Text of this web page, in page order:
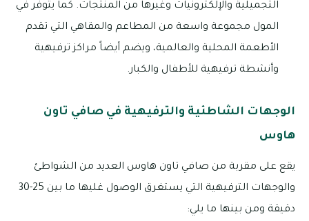
التجميلية والإلكترونيات وغيرها من المنتجات. كما يتوفر في
المول مجموعة واسعة من المطاعم والمقاهي التي تقدم
الأطعمة المحلية والعالمية، ويضم أيضاً مراكز ترفيهية
وأنشطة ترفيهية للأطفال والكبار.
الوجهات الشاطئية والترفيهية في صافي تاون
هاوس
يقع على مقربة من صافي تاون هاوس العديد من الشواطئ
والوجهات الترفيهية التي يستغرق الوصول غليها ما بين 25-30
دقيقة ومن بينها ما يلي: